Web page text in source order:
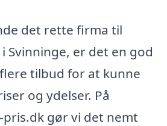
det rette firma til
er det en god
tilbud for at kunne
og ydelser. På
gør vi det nemt